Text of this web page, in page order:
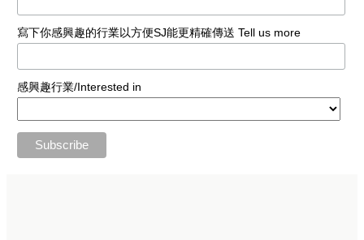
寫下你感興趣的行業以方便SJ能更精確傳送 Tell us more
感興趣行業/Interested in